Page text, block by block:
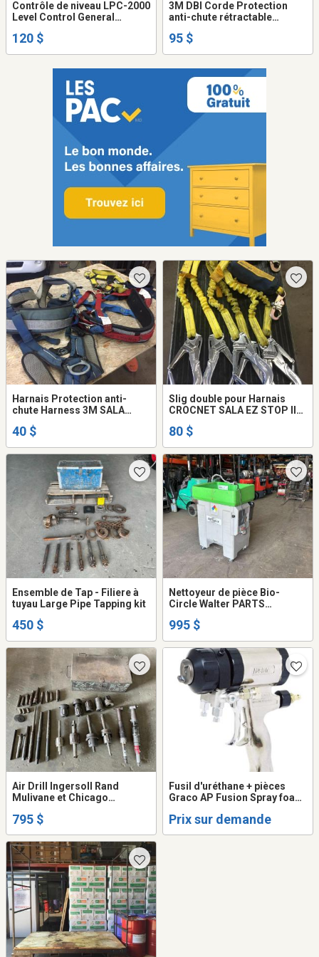
Contrôle de niveau LPC-2000
Level Control General
ITT Industries
120 $
3M DBI Corde Protection
anti-chute rétractable
Retracting Lifeline
95 $
Harnais Protection anti-
chute Harness 3M SALA
autre
40 $
Slig double pour Harnais
CROCNET SALA EZ STOP II
80 $
Ensemble de Tap - Filiere à
tuyau Large Pipe Tapping kit
450 $
Nettoyeur de pièce Bio-
Circle Walter PARTS
Dégraisseur Cleaner
995 $
Air Drill Ingersoll Rand
Mulivane et Chicago
795 $
Fusil d'uréthane + pièces
Graco AP Fusion Spray foam
Prix sur demande